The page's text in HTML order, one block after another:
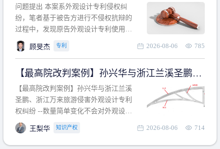
告主观因素：被告的主观恶意、是否明
知或应知、是否有
的影响
问题提出 本案系外观设计专利侵权纠
纷，笔者基于被告方进行不侵权抗辩的
过程中，发现原告外观设计专利使用状
态参考图中的外观设计与被告涉案商品
的视觉效果存在显著区别。故就使用状
保护范围确定进行了研究，将办案体会
与研究过程记录如下： 简要结论： 笔者
提出使用状态参考图应以
顾旻杰 专利 2026-08-06 785
【最高院改判案例】孙兴华与浙江兰溪圣鹏、
浙江万来旅游侵害外观设计专利权纠纷
【最高院改判案例】孙兴华与浙江兰溪
圣鹏、浙江万来旅游侵害外观设计专利
权纠纷 --数量简单变化不会对外观设计
产生视觉影响，及现有设计抗辩与专利
无效再审改判可以执行回转 【承办律
师】 王梨华 浙江杭知桥律师事务所 【案
王梨华 知识产权 2026-08-06 714